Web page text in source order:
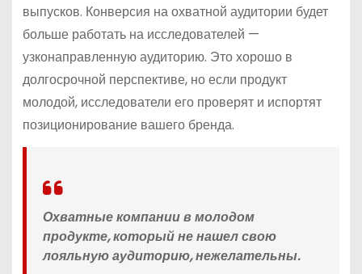
выпусков. Конверсия на охватной аудитории будет
больше работать на исследователей —
узконаправленную аудиторию. Это хорошо в
долгосрочной перспективе, но если продукт
молодой, исследователи его проверят и испортят
позиционирование вашего бренда.
Охватные компании в молодом
продукте, который не нашел свою
лояльную аудиторию, нежелательны.